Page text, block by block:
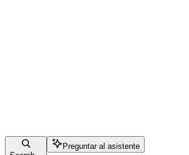
Preguntar al asistente